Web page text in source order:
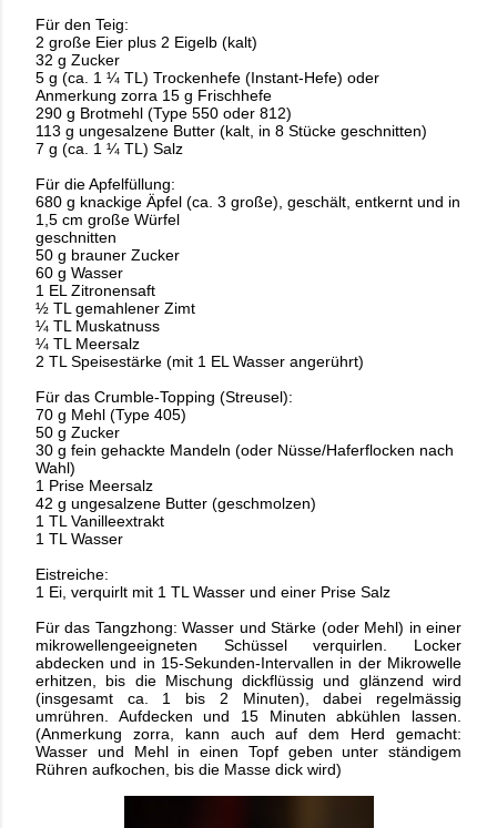
Für den Teig:
2 große Eier plus 2 Eigelb (kalt)
32 g Zucker
5 g (ca. 1 ¼ TL) Trockenhefe (Instant-Hefe) oder
Anmerkung zorra 15 g Frischhefe
290 g Brotmehl (Type 550 oder 812)
113 g ungesalzene Butter (kalt, in 8 Stücke geschnitten)
7 g (ca. 1 ¼ TL) Salz
Für die Apfelfüllung:
680 g knackige Äpfel (ca. 3 große), geschält, entkernt und in
1,5 cm große Würfel
geschnitten
50 g brauner Zucker
60 g Wasser
1 EL Zitronensaft
½ TL gemahlener Zimt
¼ TL Muskatnuss
¼ TL Meersalz
2 TL Speisestärke (mit 1 EL Wasser angerührt)
Für das Crumble-Topping (Streusel):
70 g Mehl (Type 405)
50 g Zucker
30 g fein gehackte Mandeln (oder Nüsse/Haferflocken nach
Wahl)
1 Prise Meersalz
42 g ungesalzene Butter (geschmolzen)
1 TL Vanilleextrakt
1 TL Wasser
Eistreiche:
1 Ei, verquirlt mit 1 TL Wasser und einer Prise Salz
Für das Tangzhong: Wasser und Stärke (oder Mehl) in einer
mikrowellengeeigneten Schüssel verquirlen. Locker
abdecken und in 15-Sekunden-Intervallen in der Mikrowelle
erhitzen, bis die Mischung dickflüssig und glänzend wird
(insgesamt ca. 1 bis 2 Minuten), dabei regelmässig
umrühren. Aufdecken und 15 Minuten abkühlen lassen.
(Anmerkung zorra, kann auch auf dem Herd gemacht:
Wasser und Mehl in einen Topf geben unter ständigem
Rühren aufkochen, bis die Masse dick wird)